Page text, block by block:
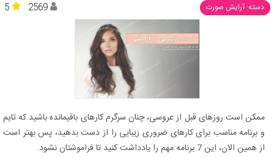
دسته: آرایش صورت 5 2569
ممکن است روزهای قبل از عروسی، چنان سرگرم کارهای باقیمانده باشید که تایم
و برنامه مناسب برای کارهای ضروری زیبایی را از دست بدهید، پس بهتر است
از همین الان، این 7 برنامه مهم را یادداشت کنید تا فراموشتان نشود.